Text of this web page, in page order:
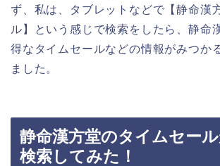
ず、私は、タブレットなどで【静命漢
ル】という感じで検索をしたら、静命
得なタイムセールなどの情報がみつか
ました。
静命漢方堂のタイムセー
検索してみた！